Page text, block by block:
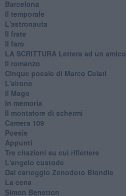
Barcelona
Il temporale
L'astronauta
Il frate
Il faro
​LA SCRITTURA Lettera ad un amico
Il romanzo
Cinque poesie di Marco Celati
L'airone
Il Mago
In memoria
Il montatore di schermi
Camera 109
Poesie
Appunti
Tre citazioni su cui riflettere
L'angelo custode
Dal carteggio Zenodoto Blondie
La cena
Simon Benetton